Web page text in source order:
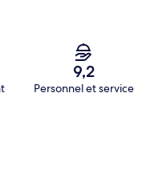
9,2
Personnel et service